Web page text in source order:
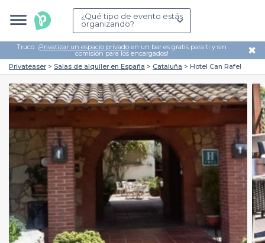
¿Qué tipo de evento estás
organizando?
Truco: ¡Privatizar un espacio privado en un bar es gratis para ti y sin
comisión para los encargados! ✖
Privateaser Salas de alquiler en España Cataluña Hotel Can Rafel